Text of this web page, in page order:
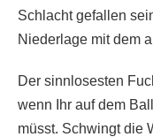
Schlacht gefallen
Niederlage mit dem
Der sinnlosesten
wenn Ihr auf dem
müsst. Schwingt die